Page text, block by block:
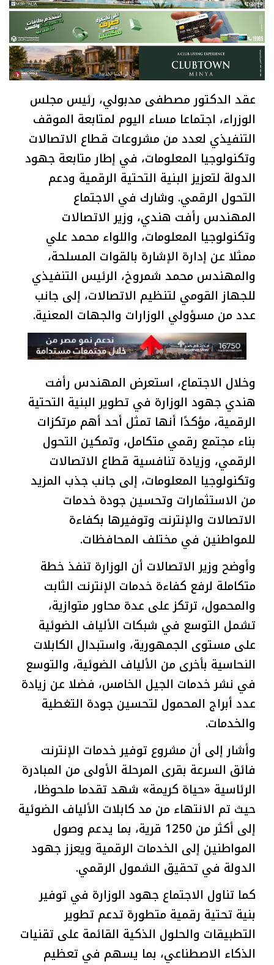
عقد الدكتور مصطفى مدبولي، رئيس مجلس
الوزراء، اجتماعا مساء اليوم لمتابعة الموقف
التنفيذي لعدد من مشروعات قطاع الاتصالات
وتكنولوجيا المعلومات، في إطار متابعة جهود
الدولة لتعزيز البنية التحتية الرقمية ودعم
التحول الرقمي. وشارك في الاجتماع
المهندس رأفت هندي، وزير الاتصالات
وتكنولوجيا المعلومات، واللواء محمد علي
ممثلا عن إدارة الإشارة بالقوات المسلحة،
والمهندس محمد شمروخ، الرئيس التنفيذي
للجهاز القومي لتنظيم الاتصالات، إلى جانب
عدد من مسؤولي الوزارات والجهات المعنية.
وخلال الاجتماع، استعرض المهندس رأفت
هندي جهود الوزارة في تطوير البنية التحتية
الرقمية، مؤكدًا أنها تمثل أحد أهم مرتكزات
بناء مجتمع رقمي متكامل، وتمكين التحول
الرقمي، وزيادة تنافسية قطاع الاتصالات
وتكنولوجيا المعلومات، إلى جانب جذب المزيد
من الاستثمارات وتحسين جودة خدمات
الاتصالات والإنترنت وتوفيرها بكفاءة
للمواطنين في مختلف المحافظات.
وأوضح وزير الاتصالات أن الوزارة تنفذ خطة
متكاملة لرفع كفاءة خدمات الإنترنت الثابت
والمحمول، ترتكز على عدة محاور متوازية،
تشمل التوسع في شبكات الألياف الضوئية
على مستوى الجمهورية، واستبدال الكابلات
النحاسية بأخرى من الألياف الضوئية، والتوسع
في نشر خدمات الجيل الخامس، فضلا عن زيادة
عدد أبراج المحمول لتحسين جودة التغطية
والخدمات.
وأشار إلى أن مشروع توفير خدمات الإنترنت
فائق السرعة بقرى المرحلة الأولى من المبادرة
الرئاسية «حياة كريمة» شهد تقدما ملحوظا،
حيث تم الانتهاء من مد كابلات الألياف الضوئية
إلى أكثر من 1250 قرية، بما يدعم وصول
المواطنين إلى الخدمات الرقمية ويعزز جهود
الدولة في تحقيق الشمول الرقمي.
كما تناول الاجتماع جهود الوزارة في توفير
بنية تحتية رقمية متطورة تدعم تطوير
التطبيقات والحلول الذكية القائمة على تقنيات
الذكاء الاصطناعي، بما يسهم في تعظيم